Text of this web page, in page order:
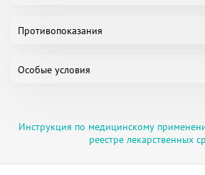
Противопоказания
Особые условия
Инструкция по медицинскому
реестре лекарственных